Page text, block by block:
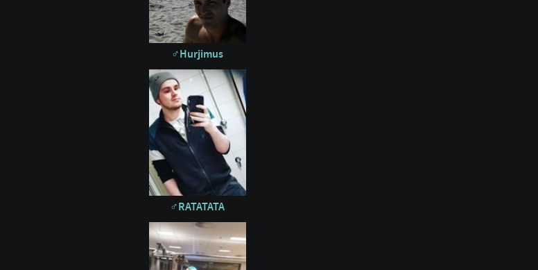
Hurjimus
RATATATA